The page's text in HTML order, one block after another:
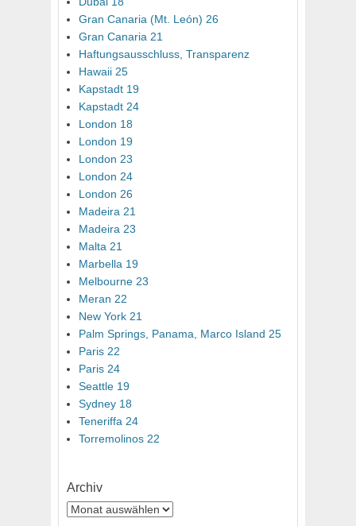
Gran Canaria (Mt. León) 26
Gran Canaria 21
Haftungsausschluss, Transparenz
Hawaii 25
Kapstadt 19
Kapstadt 24
London 18
London 19
London 23
London 24
London 26
Madeira 21
Madeira 23
Malta 21
Marbella 19
Melbourne 23
Meran 22
New York 21
Palm Springs, Panama, Marco Island 25
Paris 22
Paris 24
Seattle 19
Sydney 18
Teneriffa 24
Torremolinos 22
Archiv
Archiv